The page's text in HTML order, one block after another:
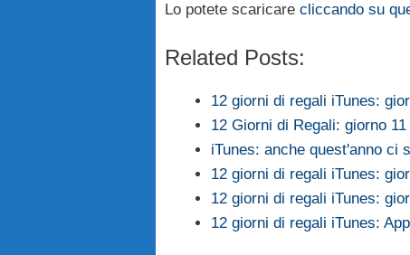
Lo potete scaricare cliccando su
Related Posts:
12 giorni di regali iTunes:
12 Giorni di Regali: giorno 11
iTunes: anche quest'anno ci
12 giorni di regali iTunes:
12 giorni di regali iTunes:
12 giorni di regali iTunes: